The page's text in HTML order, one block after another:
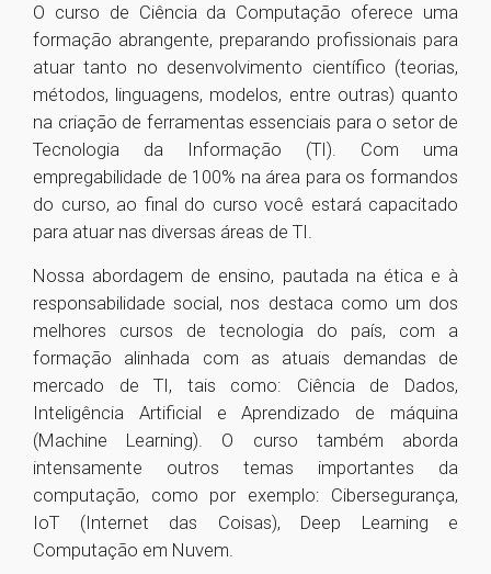
O curso de Ciência da Computação oferece uma
formação abrangente, preparando profissionais para
atuar tanto no desenvolvimento científico (teorias,
métodos, linguagens, modelos, entre outras) quanto
na criação de ferramentas essenciais para o setor de
Tecnologia da Informação (TI). Com uma
empregabilidade de 100% na área para os formandos
do curso, ao final do curso você estará capacitado
para atuar nas diversas áreas de TI.
Nossa abordagem de ensino, pautada na ética e à
responsabilidade social, nos destaca como um dos
melhores cursos de tecnologia do país, com a
formação alinhada com as atuais demandas de
mercado de TI, tais como: Ciência de Dados,
Inteligência Artificial e Aprendizado de máquina
(Machine Learning). O curso também aborda
intensamente outros temas importantes da
computação, como por exemplo: Cibersegurança,
IoT (Internet das Coisas), Deep Learning e
Computação em Nuvem.